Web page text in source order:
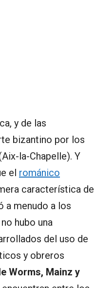
y de las
bizantino por los
la-Chapelle). Y
el románico
característica de
a menudo a los
hubo una
del uso de
y obreros
Worms, Mainz y